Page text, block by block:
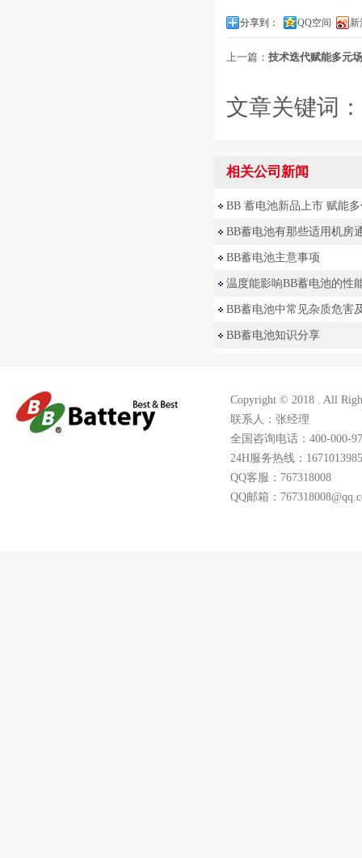
分享到： QQ空间 新
上一篇： 技术迭代赋能多元
文章关键词：
相关公司新闻
BB 蓄电池新品上市 赋能
BB蓄电池有那些适用机房
BB蓄电池主意事项
温度能影响BB蓄电池的性
BB蓄电池中常见杂质危害
BB蓄电池知识分享
Copyright © 2018 . All
联系人：张经理
全国咨询电话：400-000-
24H服务热线：
QQ客服：767318008
QQ邮箱：